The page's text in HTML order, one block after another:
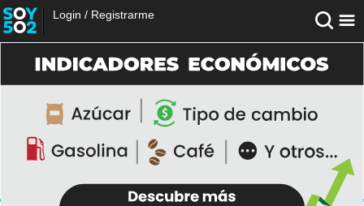
Login / Registrarme